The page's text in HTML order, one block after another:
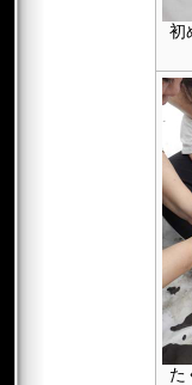
初
た